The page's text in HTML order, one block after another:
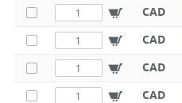
CAD
CAD
CAD
CAD